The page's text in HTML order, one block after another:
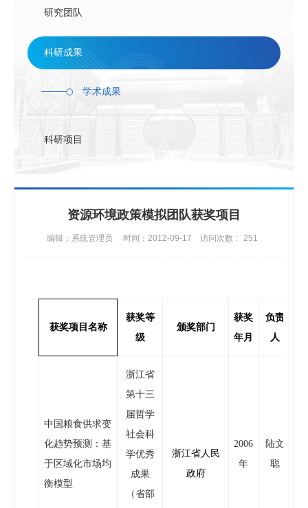
研究团队
科研成果
学术成果
科研项目
资源环境政策模拟团队获奖项目
编辑：系统管理员 时间：2012-09-17 访问次数 : 251
获奖项目名称
获奖等
级
颁奖部门
获奖
年月
负责
人
中国粮食供求变
化趋势预测：基
于区域化市场均
衡模型
浙江省
第十三
届哲学
社会科
学优秀
成果
（省部
浙江省人民
政府
2006
年
陆文
聪